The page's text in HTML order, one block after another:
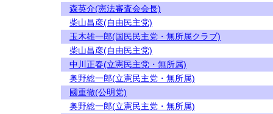
森英介(憲法審査会会長)
柴山昌彦(自由民主党)
玉木雄一郎(国民民主党・無所属クラブ)
柴山昌彦(自由民主党)
中川正春(立憲民主党・無所属)
奥野総一郎(立憲民主党・無所属)
國重徹(公明党)
奥野総一郎(立憲民主党・無所属)